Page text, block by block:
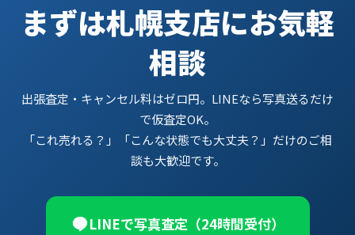
まずは札幌支店にお気軽
相談
出張査定・キャンセル料はゼロ円。LINEなら写真送るだけ
で仮査定OK。
「これ売れる？」「こんな状態でも大丈夫？」だけのご相
談も大歓迎です。
LINEで写真査定（24時間受付）